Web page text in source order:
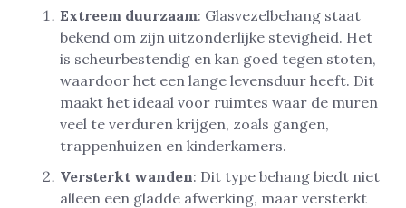
Extreem duurzaam: Glasvezelbehang staat
bekend om zijn uitzonderlijke stevigheid. Het
is scheurbestendig en kan goed tegen stoten,
waardoor het een lange levensduur heeft. Dit
maakt het ideaal voor ruimtes waar de muren
veel te verduren krijgen, zoals gangen,
trappenhuizen en kinderkamers.
Versterkt wanden: Dit type behang biedt niet
alleen een gladde afwerking, maar versterkt